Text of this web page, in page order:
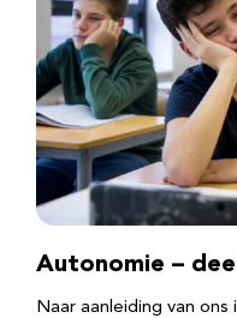
Autonomie –
Naar aanleiding van